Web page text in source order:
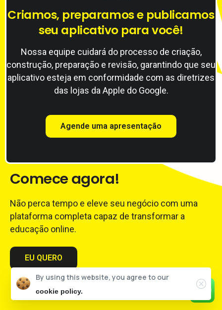
Criamos, preparamose publicamos
seu aplicativo paravocê!
Nossa equipe cuidará do processo de criação,
construção, preparação e revisão, garantindo que seu
aplicativo esteja em conformidade com as diretrizes
das lojas da Apple do Google.
Agende uma apresentação
Comece agora!
Não perca tempo e eleve seu negócio com uma
plataforma completa capaz de transformar a
educação online.
EU QUERO
By using this website, you agree to our
cookie policy.